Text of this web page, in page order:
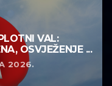
VAL:
OSVJEŽENJE ...
2026.